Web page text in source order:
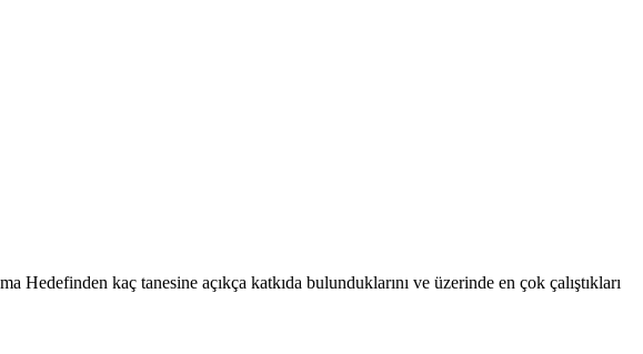
kaç tanesine açıkça katkıda bulunduklarını ve üzerinde en çok çalıştıkları